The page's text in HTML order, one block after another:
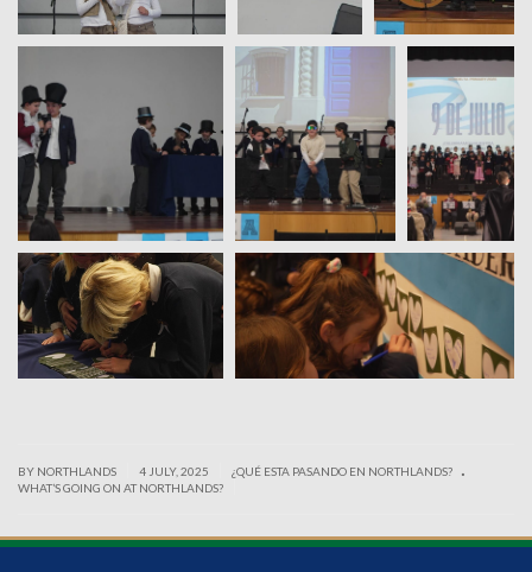
BY NORTHLANDS 4 JULY, 2025 ¿QUÉ ESTA PASANDO EN NORTHLANDS? .
WHAT’S GOING ON AT NORTHLANDS?